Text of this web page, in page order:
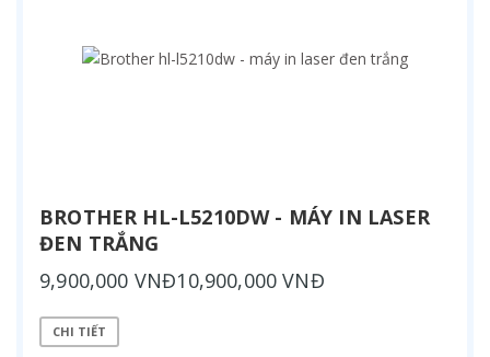
BROTHER HL-L5210DW - MÁY IN LASER
ĐEN TRẮNG
9,900,000 VNĐ10,900,000 VNĐ
CHI TIẾT